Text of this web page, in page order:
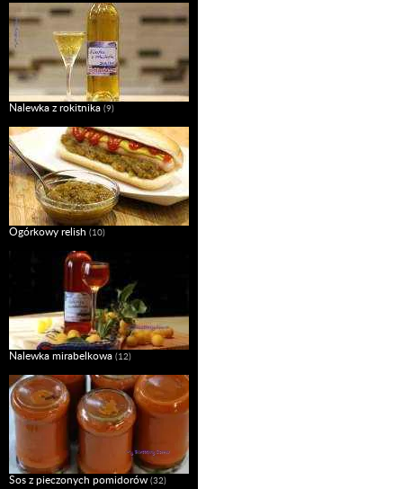
Nalewka z rokitnika (9)
Ogórkowy relish (10)
Nalewka mirabelkowa (12)
Sos z pieczonych pomidorów (32)